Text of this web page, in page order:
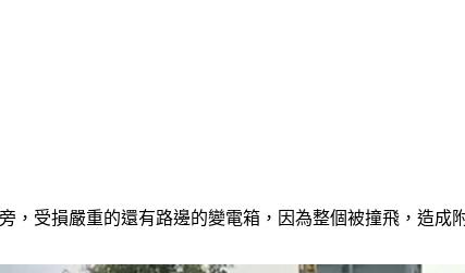
受損嚴重的還有路邊的變電箱，因為整個被撞飛，造成